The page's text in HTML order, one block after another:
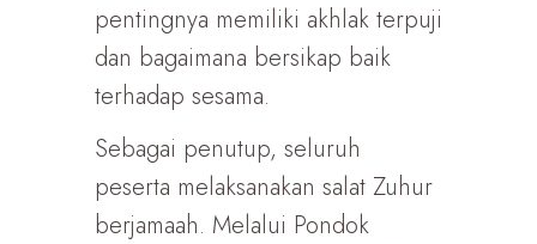
pentingnya memiliki akhlak terpuji
dan bagaimana bersikap baik
terhadap sesama.
Sebagai penutup, seluruh
peserta melaksanakan salat Zuhur
berjamaah. Melalui Pondok